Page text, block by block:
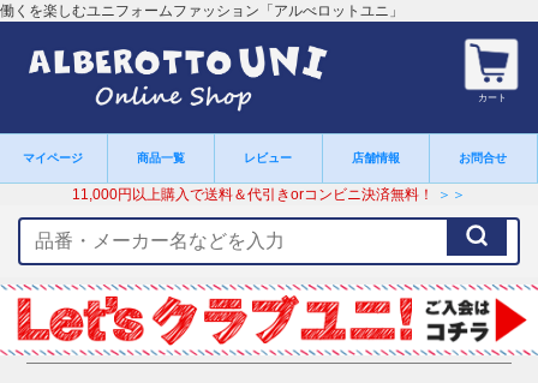
働くを楽しむユニフォームファッション「アルべロットユニ」
カート
マイページ 商品一覧 レビュー 店舗情報 お問合せ
11,000円以上購入で送料＆代引きorコンビニ決済無料！ ＞＞
ー
ワ
ー
ド